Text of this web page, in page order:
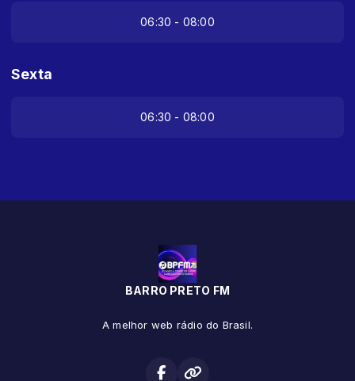
06:30 - 08:00
Sexta
06:30 - 08:00
BARRO PRETO FM
A melhor web rádio do Brasil.